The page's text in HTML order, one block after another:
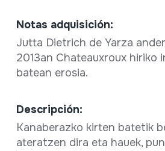
Notas adquisición:
Jutta Dietrich de Yarza
2013an Chateauxroux hiriko
batean erosia.
Descripción:
Kanaberazko kirten batetik
ateratzen dira eta hauek,